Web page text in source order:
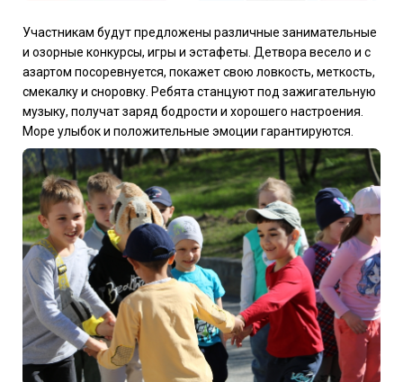
Участникам будут предложены различные занимательные
и озорные конкурсы, игры и эстафеты. Детвора весело и с
азартом посоревнуется, покажет свою ловкость, меткость,
смекалку и сноровку. Ребята станцуют под зажигательную
музыку, получат заряд бодрости и хорошего настроения.
Море улыбок и положительные эмоции гарантируются.